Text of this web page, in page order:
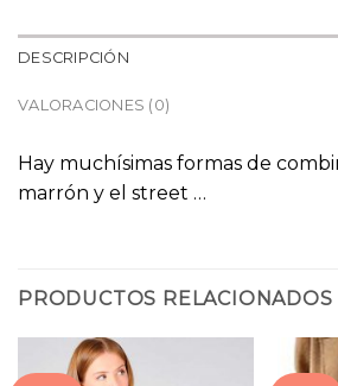
DESCRIPCIÓN
VALORACIONES (0)
Hay muchísimas formas de
marrón y el street …
PRODUCTOS RELACIONADOS